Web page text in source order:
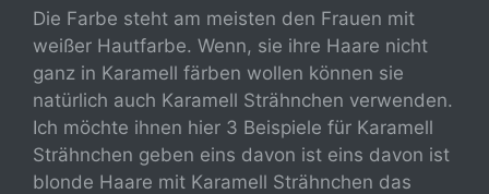
Die Farbe steht am meisten den Frauen mit
weißer Hautfarbe. Wenn, sie ihre Haare nicht
ganz in Karamell färben wollen können sie
natürlich auch Karamell Strähnchen verwenden.
Ich möchte ihnen hier 3 Beispiele für Karamell
Strähnchen geben eins davon ist eins davon ist
blonde Haare mit Karamell Strähnchen das